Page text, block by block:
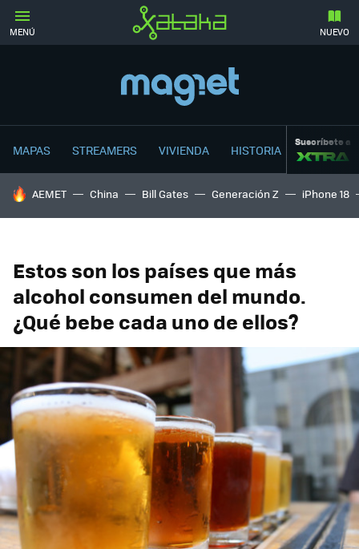
MENÚ NUEVO
MAPAS STREAMERS VIVIENDA HISTORIA Suscríbete a
HOY SE HABLA DE
AEMET China Bill Gates Generación Z iPhone 18
Estos son los países que más
alcohol consumen del mundo.
¿Qué bebe cada uno de ellos?